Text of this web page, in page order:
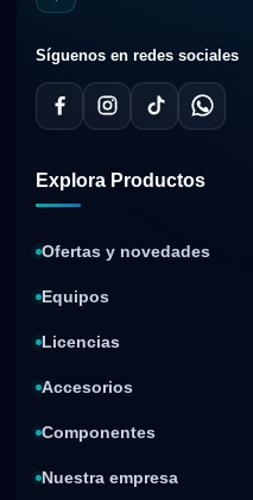
Síguenos en redes sociales
Explora Productos
Ofertas y novedades
Equipos
Licencias
Accesorios
Componentes
Nuestra empresa